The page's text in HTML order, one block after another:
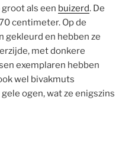
als een buizerd. De
centimeter. Op de
gekleurd en hebben ze
met donkere
exemplaren hebben
wel bivakmuts
ogen, wat ze enigszins